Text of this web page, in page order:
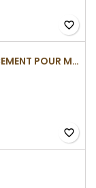
favorite_border
TUBES DE REMPLACEMENT POUR MÉCANISMES SLIMLINE
favorite_border